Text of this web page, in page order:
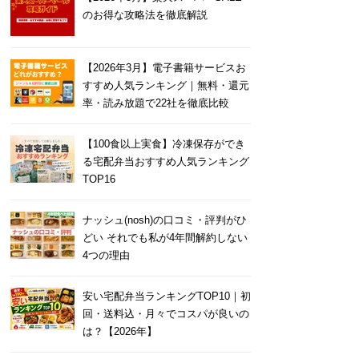
のお得な攻略法を徹底解説
【2026年3月】電子書籍サービスお
すすめ人気ランキング｜無料・還元
率・読み放題で22社を徹底比較
【100食以上実食】冷凍保存ができ
る宅配弁当おすすめ人気ランキング
TOP16
ナッシュ(nosh)の口コミ・評判がひ
どい それでも私が4年間解約しない
4つの理由
安い宅配弁当ランキングTOP10｜初
回・送料込・月々でコスパが良いの
は？【2026年】